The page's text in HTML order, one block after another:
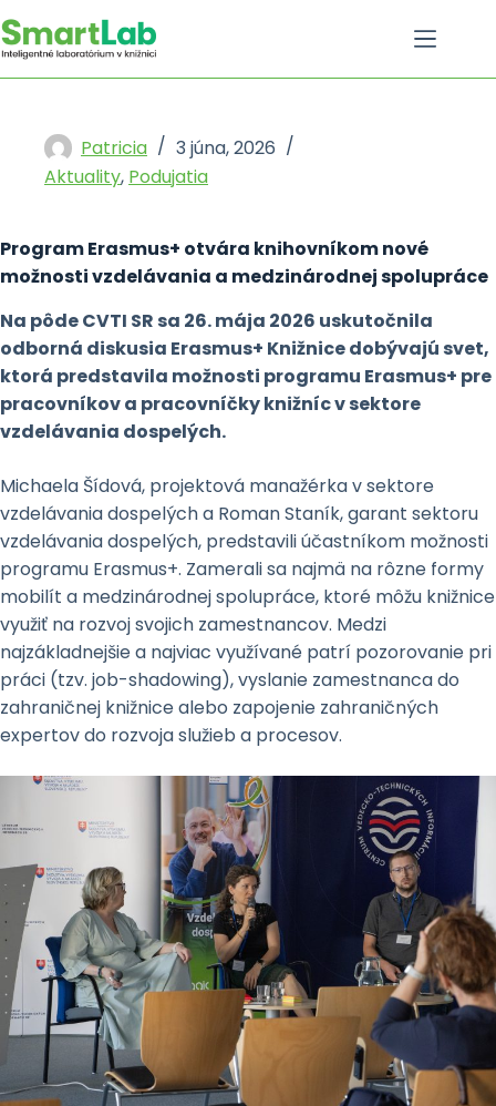
Skip
to
content
Patricia
3 júna, 2026
Aktuality, Podujatia
Program Erasmus+ otvára knihovníkom nové
možnosti vzdelávania a medzinárodnej spolupráce
Na pôde CVTI SR sa 26. mája 2026 uskutočnila
odborná diskusia Erasmus+ Knižnice dobývajú svet,
ktorá predstavila možnosti programu Erasmus+ pre
pracovníkov a pracovníčky knižníc v sektore
vzdelávania dospelých.
Michaela Šídová, projektová manažérka v sektore
vzdelávania dospelých a Roman Staník, garant sektoru
vzdelávania dospelých, predstavili účastníkom možnosti
programu Erasmus+. Zamerali sa najmä na rôzne formy
mobilít a medzinárodnej spolupráce, ktoré môžu knižnice
využiť na rozvoj svojich zamestnancov. Medzi
najzákladnejšie a najviac využívané patrí pozorovanie pri
práci (tzv. job-shadowing), vyslanie zamestnanca do
zahraničnej knižnice alebo zapojenie zahraničných
expertov do rozvoja služieb a procesov.